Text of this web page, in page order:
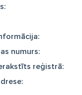
numurs:
reģistrā: